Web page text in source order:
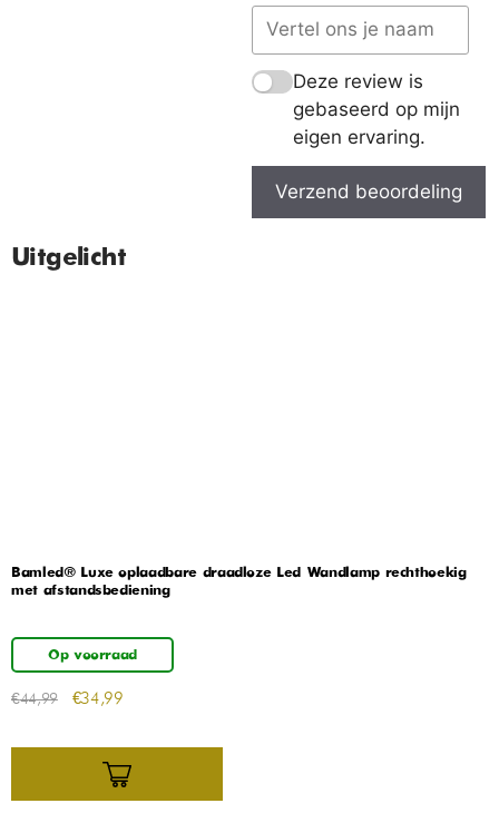
Deze review is
gebaseerd op mijn
eigen ervaring.
Verzend beoordeling
Uitgelicht
Bamled® Luxe oplaadbare draadloze Led Wandlamp rechthoekig
met afstandsbediening
Op voorraad
€44,99 €34,99